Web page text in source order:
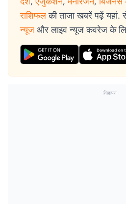
राशिफल की ताजा खबरें पढ़ें यहां.
न्यूज और लाइव न्यूज कवरेज के
विज्ञापन